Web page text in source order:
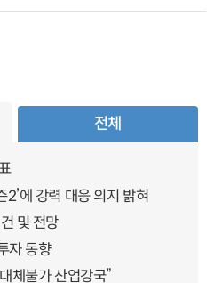
전체
2’에 강력 대응 의지 밝혀
및 전망
자 동향
체불가 산업강국”